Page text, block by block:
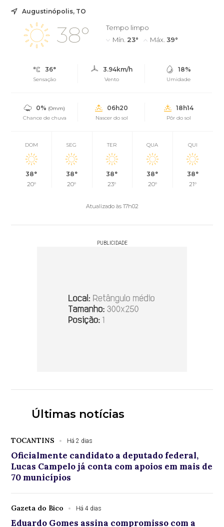
Augustinópolis, TO
38°
Tempo limpo
Mín. 23° Máx. 39°
36°
Sensação
3.94km/h
Vento
18%
Umidade
0% (0mm)
Chance de chuva
06h20
Nascer do sol
18h14
Pôr do sol
DOM
38°
20°
SEG
38°
20°
TER
38°
23°
QUA
38°
20°
QUI
38°
21°
Atualizado às 17h02
PUBLICIDADE
Últimas notícias
TOCANTINS Há 2 dias
Oficialmente candidato a deputado federal,
Lucas Campelo já conta com apoios em mais de
70 municípios
Gazeta do Bico Há 4 dias
Eduardo Gomes assina compromisso com a